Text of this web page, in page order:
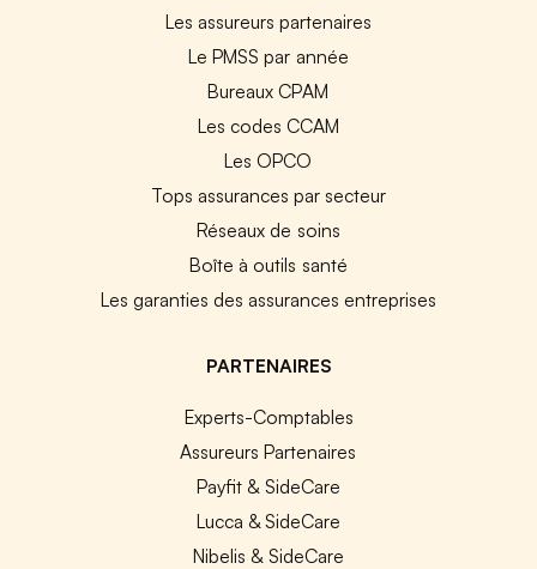
Les assureurs partenaires
Le PMSS par année
Bureaux CPAM
Les codes CCAM
Les OPCO
Tops assurances par secteur
Réseaux de soins
Boîte à outils santé
Les garanties des assurances entreprises
PARTENAIRES
Experts-Comptables
Assureurs Partenaires
Payfit & SideCare
Lucca & SideCare
Nibelis & SideCare